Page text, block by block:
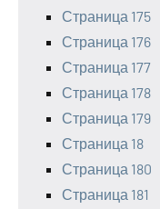
Страница 175
Страница 176
Страница 177
Страница 178
Страница 179
Страница 18
Страница 180
Страница 181